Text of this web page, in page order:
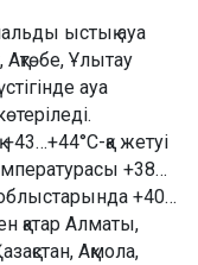
ыстық ауа
Ұлытау
ауа
қа жетуі
+38…
+40…
қатар Алматы,
Ақмола,